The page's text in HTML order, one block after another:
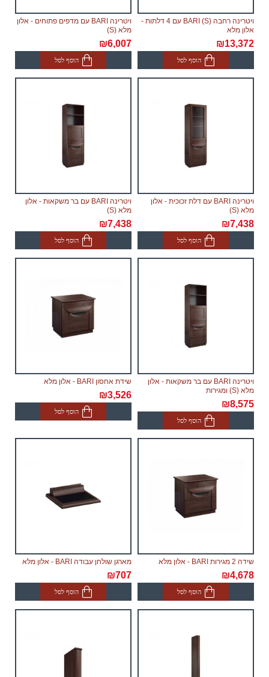
ויטרינה רחבה BARI (S) עם 4 דלתות -
אלון מלא
₪13,372
הוסף לסל
ויטרינה BARI עם מדפים פתוחים - אלון
מלא (S)
₪6,007
הוסף לסל
ויטרינה BARI עם דלת זכוכית - אלון
מלא (S)
₪7,438
הוסף לסל
ויטרינה BARI עם בר משקאות - אלון
מלא (S)
₪7,438
הוסף לסל
ויטרינה BARI עם בר משקאות - אלון
מלא (S) ומגירות
₪8,575
הוסף לסל
שידת אחסון BARI - אלון מלא
₪3,526
הוסף לסל
שידה 2 מגירות BARI - אלון מלא
₪4,678
הוסף לסל
מארגן שולחן עבודה BARI - אלון מלא
₪707
הוסף לסל